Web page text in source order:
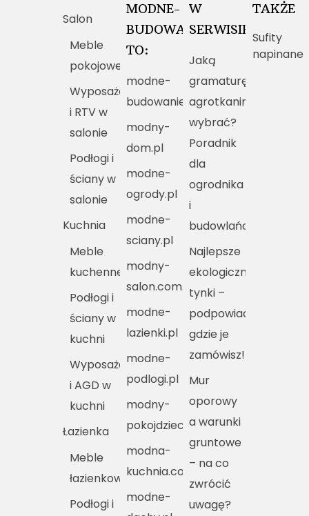
Salon
Meble
pokojowe
Wyposażenie
i RTV w
salonie
Podłogi i
ściany w
salonie
Kuchnia
Meble
kuchenne
Podłogi i
ściany w
kuchni
Wyposażenie
i AGD w
kuchni
Łazienka
Meble
łazienkowe
Podłogi i
MODNE-
BUDOWANIE.PL
TO:
modne-
budowanie.pl
modny-
dom.pl
modne-
ogrody.pl
modne-
sciany.pl
modny-
salon.com.pl
modne-
lazienki.pl
modne-
podlogi.pl
modny-
pokojdziecka.pl
modna-
kuchnia.com.pl
modne-
W
SERWISIE
Jaką
gramaturę
agrotkaniny
wybrać?
Poradnik
dla
ogrodnika
i
budowlańca
Najlepsze
ekologiczne
tynki –
podpowiadamy,
gdzie je
zamówisz!
Mur
oporowy
a warunki
gruntowe
– na co
zwrócić
uwagę?
TAKŻE
Sufity
napinane